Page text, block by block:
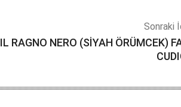
Sonraki
IL RAGNO NERO (SİYAH ÖRÜMCEK)